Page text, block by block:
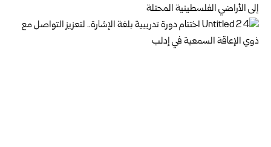
إلى الأراضي الفلسطينية المحتلة